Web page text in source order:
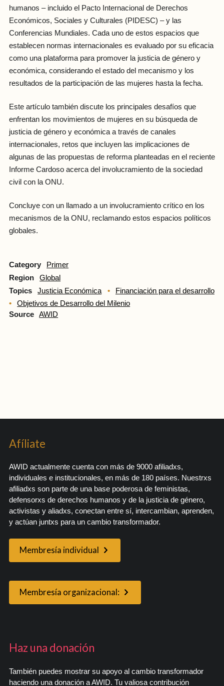
humanos – incluido el Pacto Internacional de Derechos
Económicos, Sociales y Culturales (PIDESC) – y las
Conferencias Mundiales. Cada uno de estos espacios que
establecen normas internacionales es evaluado por su eficacia
como una plataforma para promover la justicia de género y
económica, considerando el estado del mecanismo y los
resultados de la participación de las mujeres hasta la fecha.
Este artículo también discute los principales desafíos que
enfrentan los movimientos de mujeres en su búsqueda de
justicia de género y económica a través de canales
internacionales, retos que incluyen las implicaciones de
algunas de las propuestas de reforma planteadas en el reciente
Informe Cardoso acerca del involucramiento de la sociedad
civil con la ONU.
Concluye con un llamado a un involucramiento crítico en los
mecanismos de la ONU, reclamando estos espacios políticos
globales.
Category
Primer
Region
Global
Topics
Justicia Económica
Financiación para el desarrollo
Objetivos de Desarrollo del Milenio
Source
AWID
Afíliate
AWID actualmente cuenta con más de 9000 afiliadxs,
individuales e institucionales, en más de 180 países. Nuestrxs
afiliadxs son parte de una base poderosa de feministas,
defensorxs de derechos humanos y de la justicia de género,
activistas y aliadxs, conectan entre sí, intercambian, aprenden,
y actúan juntxs para un cambio transformador.
Membresía individual
Membresía organizacional:
Haz una donación
También puedes mostrar su apoyo al cambio transformador
haciendo una donación a AWID. Tu valiosa contribución